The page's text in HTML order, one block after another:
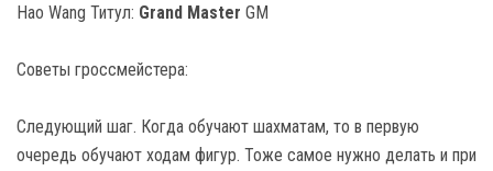
Hao Wang Титул: Grand Master GM
Советы гроссмейстера:
Следующий шаг. Когда обучают шахматам, то в первую
очередь обучают ходам фигур. Тоже самое нужно делать и при